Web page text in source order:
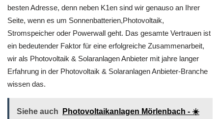
besten Adresse, denn neben K1en sind wir genauso an Ihrer
Seite, wenn es um Sonnenbatterien,Photovoltaik,
Stromspeicher oder Powerwall geht. Das gesamte Vertrauen ist
ein bedeutender Faktor für eine erfolgreiche Zusammenarbeit,
wir als Photovoltaik & Solaranlagen Anbieter mit jahre langer
Erfahrung in der Photovoltaik & Solaranlagen Anbieter-Branche
wissen das.
Siehe auch
Photovoltaikanlagen Mörlenbach - ☀️